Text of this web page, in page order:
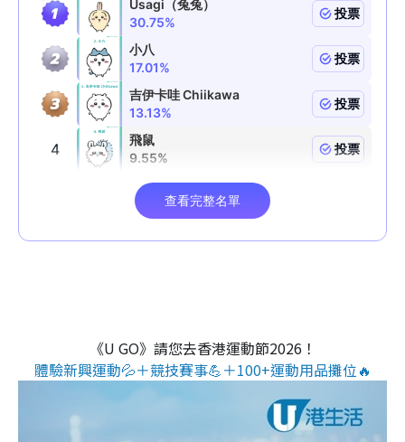
《U GO》請您去香港運動節2026！
體驗新興運動💦＋競技賽事💪＋100+運動用品攤位🔥